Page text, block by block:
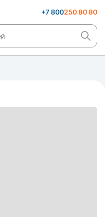
+7 800250 80 80